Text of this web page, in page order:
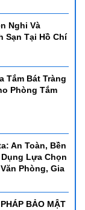
Nghi Và
Sạn Tại Hồ Chí
Tắm Bát Tràng
Phòng Tắm
An Toàn, Bền
Lựa Chọn
Phòng, Gia
BẢO MẬT